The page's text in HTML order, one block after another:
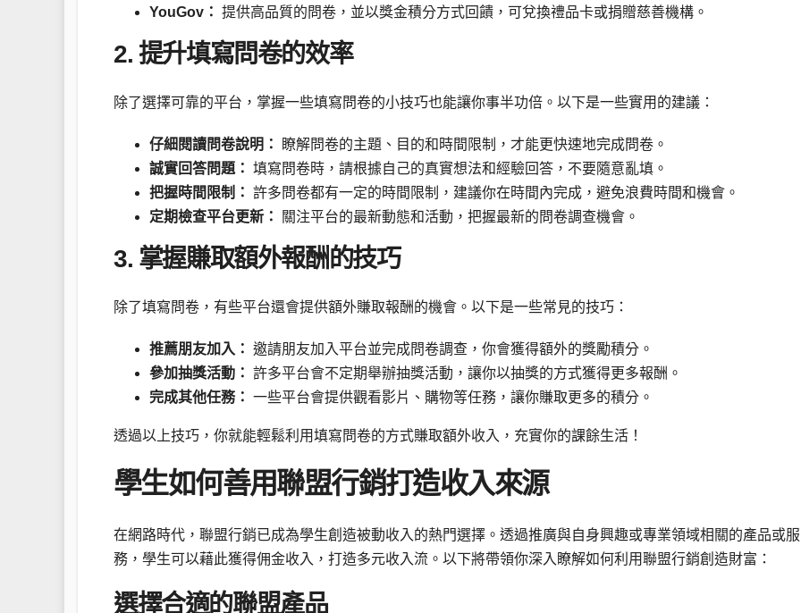
YouGov： 提供高品質的問卷，並以獎金積分方式回饋，可兌換禮品卡或捐贈慈善機構。
2. 提升填寫問卷的效率
除了選擇可靠的平台，掌握一些填寫問卷的小技巧也能讓你事半功倍。以下是一些實用的建議：
仔細閱讀問卷說明：
瞭解問卷的主題、目的和時間限制，才能更快速地完成問卷。
誠實回答問題： 填寫問卷時，請根據自己的真實想法和經驗回答，不要隨意亂填。
把握時間限制： 許多問卷都有一定的時間限制，建議你在時間內完成，避免浪費時間和機會。
定期檢查平台更新：
關注平台的最新動態和活動，把握最新的問卷調查機會。
3. 掌握賺取額外報酬的技巧
除了填寫問卷，有些平台還會提供額外賺取報酬的機會。以下是一些常見的技巧：
推薦朋友加入： 邀請朋友加入平台並完成問卷調查，你會獲得額外的獎勵積分。
參加抽獎活動： 許多平台會不定期舉辦抽獎活動，讓你以抽獎的方式獲得更多報酬。
完成其他任務： 一些平台會提供觀看影片、購物等任務，讓你賺取更多的積分。
透過以上技巧，你就能輕鬆利用填寫問卷的方式賺取額外收入，充實你的課餘生活！
學生如何善用聯盟行銷打造收入來源
在網路時代，聯盟行銷已成為學生創造被動收入的熱門選擇。透過推廣與自身興趣或專業領域相關的產品或服
務，學生可以藉此獲得佣金收入，打造多元收入流。以下將帶領你深入瞭解如何利用聯盟行銷創造財富：
選擇合適的聯盟產品